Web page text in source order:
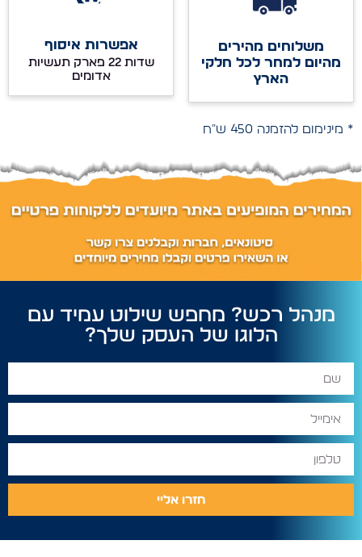
משלוחים מהירים
מהיום למחר לכל חלקי
הארץ
אפשרות איסוף
שדות 22 פארק תעשיות
אדומים
* מינימום להזמנה 450 ש"ח
מנהל רכש? מחפש שילוט עמיד עם
הלוגו של העסק שלך?
חזרו אליי